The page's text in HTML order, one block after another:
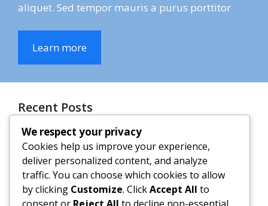
aliquet. Sed tempor mauris a purus porttitor
Learn more
Recent Posts
The Fastest WordPress Theme
Top 10 Contact Form Plugins
We respect your privacy
Cookies help us improve your experience,
deliver personalized content, and analyze
traffic. You can choose which cookies to allow
by clicking Customize. ClickAccept All to